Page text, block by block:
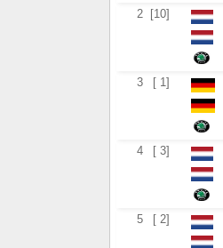
2
[10]
3
[ 1]
4
[ 3]
5
[ 2]